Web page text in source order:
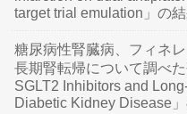
target trial emulation」の
糖尿病性腎臓病、フィネ
長期腎転帰について調べ
SGLT2 Inhibitors and
Diabetic Kidney Disease